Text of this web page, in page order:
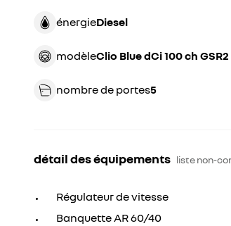
énergie diesel
modèle Clio Blue dCi 100 ch
nombre de portes5
détail des équipements liste non-
Régulateur de vitesse
Banquette AR 60/40